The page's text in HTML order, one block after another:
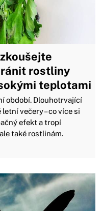
rostliny
teplotami
období. Dlouhotrvající
večery – co více si
efekt a tropí
také rostlinám.